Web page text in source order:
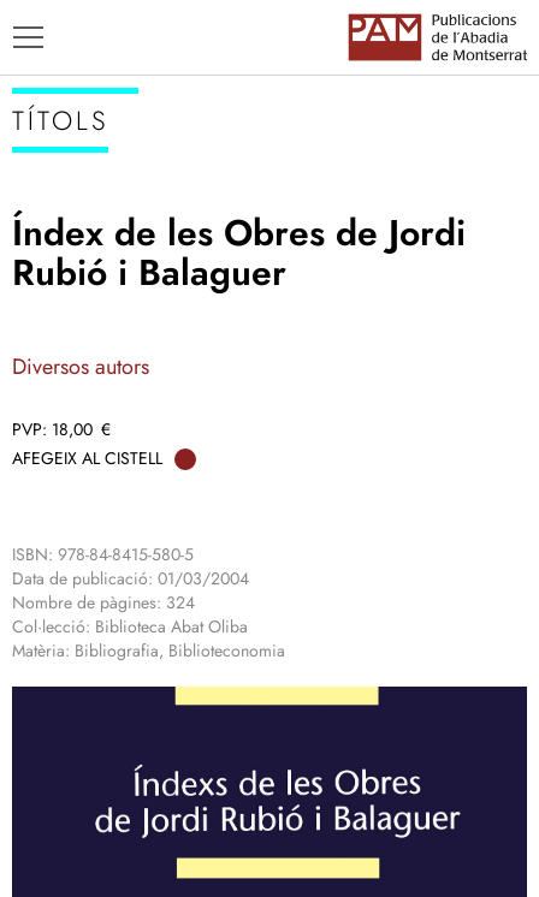
TÍTOLS
TÍTOLS
Índex de les Obres de Jordi
Rubió i Balaguer
Diversos autors
18,00 €
AFEGEIX AL CISTELL
ISBN: 978-84-8415-580-5
Data de publicació: 01/03/2004
Nombre de pàgines: 324
Col·lecció: Biblioteca Abat Oliba
Matèria: Bibliografia, Biblioteconomia